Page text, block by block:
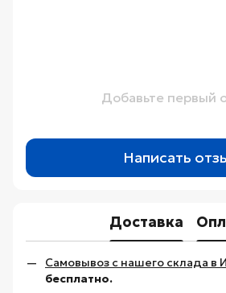
Добавьте первый
Написать
Доставка
Самовывоз с нашего склада в
бесплатно.